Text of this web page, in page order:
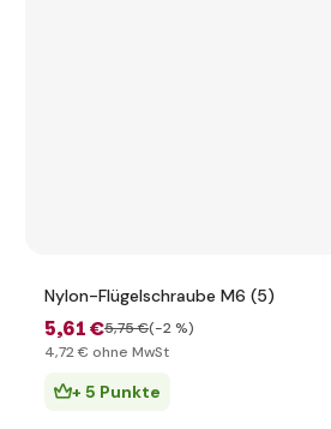
Nylon-Flügelschraube M6 (5)
5,61 €5,75 €(-2 %)
4,72 € ohne MwSt
+ 5 Punkte